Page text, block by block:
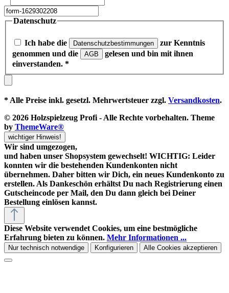
Datenschutz
Ich habe die Datenschutzbestimmungen
zur Kenntnis
genommen und die
AGB
gelesen und bin mit ihnen
einverstanden. *
* Alle Preise inkl. gesetzl. Mehrwertsteuer zzgl. Versandkosten.
© 2026 Holzspielzeug Profi - Alle Rechte vorbehalten. Theme
by ThemeWare®
wichtiger Hinweis!
Wir sind umgezogen,
und haben unser Shopsystem gewechselt! WICHTIG: Leider
konnten wir die bestehenden Kundenkonten nicht
übernehmen. Daher bitten wir Dich, ein neues Kundenkonto zu
erstellen. Als Dankeschön erhältst Du nach Registrierung einen
Gutscheincode per Mail, den Du dann gleich bei Deiner
Bestellung einlösen kannst.
Diese Website verwendet Cookies, um eine bestmögliche
Erfahrung bieten zu können. Mehr Informationen ...
Nur technisch notwendige Konfigurieren Alle Cookies akzeptieren